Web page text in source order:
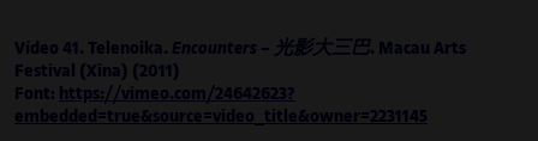
Vídeo 41. Telenoika. Encounters – 光影大三巴. Macau Arts
Festival (Xina) (2011)
Font: https://vimeo.com/24642623?
embedded=true&source=video_title&owner=2231145
projectes internacionals i híbrids
d’investigació en ciència, cultura i comissariat,
i també orquestra aquests projectes, els
quals són exemples paradigmàtics d’aquest